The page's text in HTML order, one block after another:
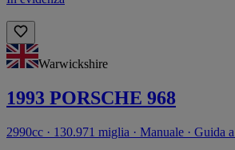
Warwickshire
1993 PORSCHE 968
2990cc · 130.971 miglia · Manuale · Guida